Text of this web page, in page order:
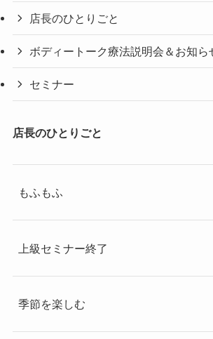
店長のひとりごと
ボディートーク療法説明会＆お知ら
セミナー
店長のひとりごと
もふもふ
上級セミナー終了
季節を楽しむ